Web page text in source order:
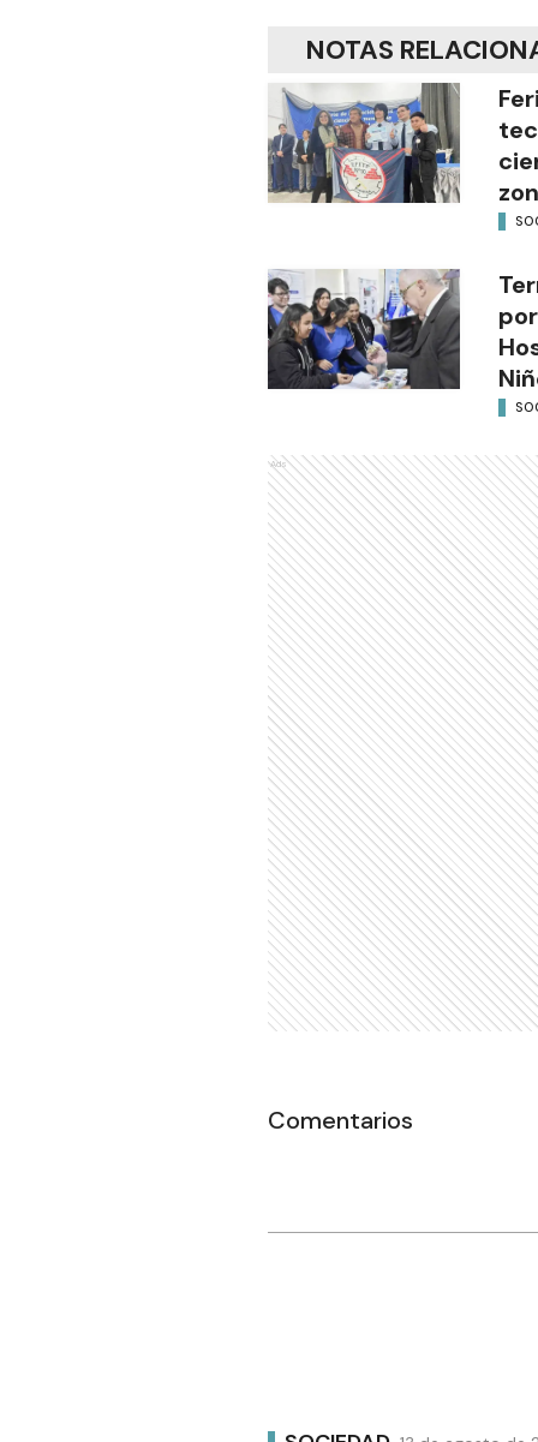
NOTAS
Ads
Comentarios